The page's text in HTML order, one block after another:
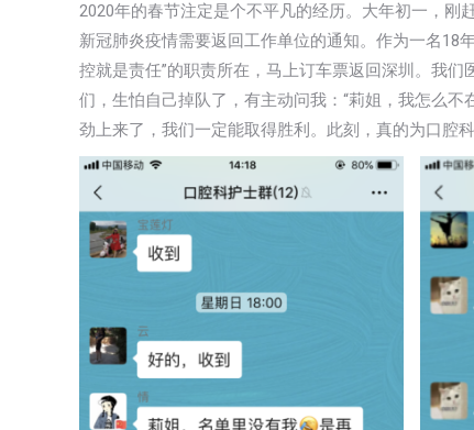
2020年的春节注定是个不平凡的经历。大年初一，
新冠肺炎疫情需要返回工作单位的通知。作为一名18
控就是责任”的职责所在，马上订车票返回深圳。我
们，生怕自己掉队了，有主动问我：“莉姐，我怎么
劲上来了，我们一定能取得胜利。此刻，真的为口腔科